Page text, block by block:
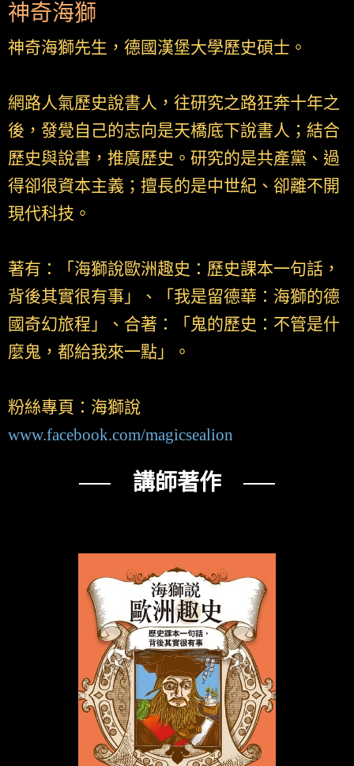
神奇海獅
神奇海獅先生，德國漢堡大學歷史碩士。
網路人氣歷史說書人，往研究之路狂奔十年之
後，發覺自己的志向是天橋底下說書人；結合
歷史與說書，推廣歷史。研究的是共產黨、過
得卻很資本主義；擅長的是中世紀、卻離不開
現代科技。
著有：「海獅說歐洲趣史：歷史課本一句話，
背後其實很有事」、「我是留德華：海獅的德
國奇幻旅程」、合著：「鬼的歷史：不管是什
麼鬼，都給我來一點」。
粉絲專頁：海獅說
www.facebook.com/magicsealion
── 講師著作 ──